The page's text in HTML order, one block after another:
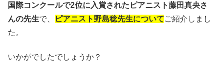
国際コンクールで2位に入賞されたピアニスト藤田真央さ
んの先生で、 ピアニスト野島稔先生についてご紹介しまし
た。
いかがでしたでしょうか？